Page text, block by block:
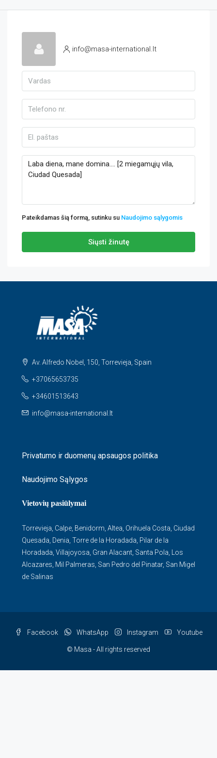
info@masa-international.lt
Pateikdamas šią formą, sutinku su Naudojimo sąlygomis
Siųsti žinutę
Av. Alfredo Nobel, 150, Torrevieja, Spain
+37065653735
+34601513643
info@masa-international.lt
Privatumo ir duomenų apsaugos politika
Naudojimo Sąlygos
Vietovių pasiūlymai
Torrevieja Calpe Benidorm Altea Orihuela Costa Ciudad
Quesada Denia Torre de la Horadada Pilar de la
Horadada Villajoyosa Gran Alacant Santa Pola
Los
Alcazares Mil Palmeras San Pedro del Pinatar, San Migel
de Salinas
Facebook WhatsApp Instagram Youtube
© Masa - All rights reserved